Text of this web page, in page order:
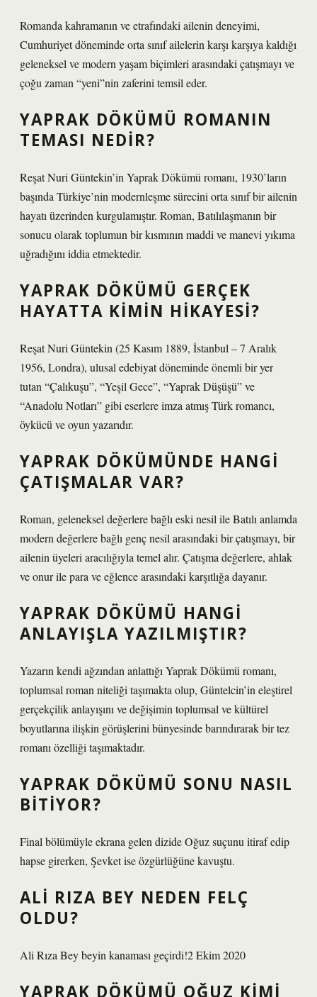
Romanda kahramanın ve etrafındaki ailenin deneyimi,
Cumhuriyet döneminde orta sınıf ailelerin karşı karşıya kaldığı
geleneksel ve modern yaşam biçimleri arasındaki çatışmayı ve
çoğu zaman “yeni”nin zaferini temsil eder.
YAPRAK DÖKÜMÜ ROMANIN
TEMASI NEDIR?
Reşat Nuri Güntekin’in Yaprak Dökümü romanı, 1930’ların
başında Türkiye’nin modernleşme sürecini orta sınıf bir ailenin
hayatı üzerinden kurgulamıştır. Roman, Batılılaşmanın bir
sonucu olarak toplumun bir kısmının maddi ve manevi yıkıma
uğradığını iddia etmektedir.
YAPRAK DÖKÜMÜ GERÇEK
HAYATTA KIMIN HIKAYESI?
Reşat Nuri Güntekin (25 Kasım 1889, İstanbul – 7 Aralık
1956, Londra), ulusal edebiyat döneminde önemli bir yer
tutan “Çalıkuşu”, “Yeşil Gece”, “Yaprak Düşüşü” ve
“Anadolu Notları” gibi eserlere imza atmış Türk romancı,
öykücü ve oyun yazarıdır.
YAPRAK DÖKÜMÜNDE HANGI
ÇATIŞMALAR VAR?
Roman, geleneksel değerlere bağlı eski nesil ile Batılı anlamda
modern değerlere bağlı genç nesil arasındaki bir çatışmayı, bir
ailenin üyeleri aracılığıyla temel alır. Çatışma değerlere, ahlak
ve onur ile para ve eğlence arasındaki karşıtlığa dayanır.
YAPRAK DÖKÜMÜ HANGI
ANLAYIŞLA YAZILMIŞTIR?
Yazarın kendi ağzından anlattığı Yaprak Dökümü romanı,
toplumsal roman niteliği taşımakta olup, Güntelcin’in eleştirel
gerçekçilik anlayışını ve değişimin toplumsal ve kültürel
boyutlarına ilişkin görüşlerini bünyesinde barındırarak bir tez
romanı özelliği taşımaktadır.
YAPRAK DÖKÜMÜ SONU NASIL
BITIYOR?
Final bölümüyle ekrana gelen dizide Oğuz suçunu itiraf edip
hapse girerken, Şevket ise özgürlüğüne kavuştu.
ALI RIZA BEY NEDEN FELÇ
OLDU?
Ali Rıza Bey beyin kanaması geçirdi!2 Ekim 2020
YAPRAK DÖKÜMÜ OĞUZ KIMI